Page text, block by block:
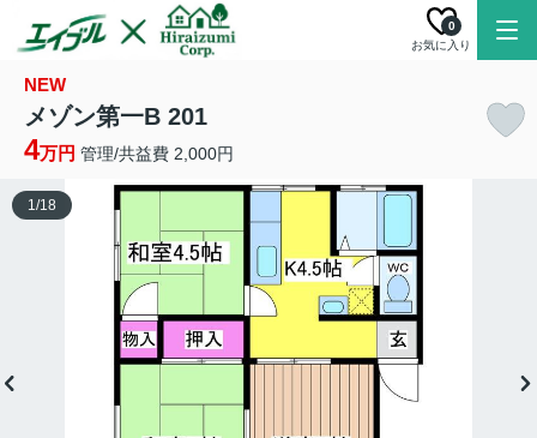
お気に入り
0
NEW
メゾン第一B 201
4万円 管理/共益費 2,000円
1/18